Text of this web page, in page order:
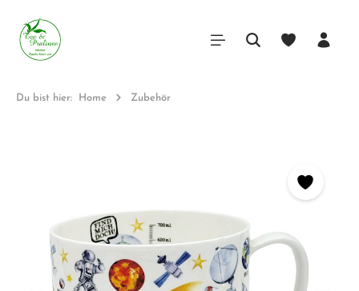
Du bist hier: Home Zubehör